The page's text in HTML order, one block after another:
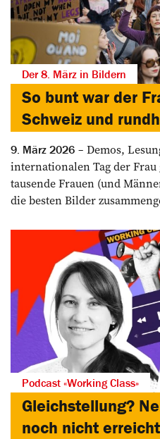
Der 8. März in Bildern
So bunt war der
Schweiz und
9. März 2026
Demos,
internationalen Tag der
tausende Frauen (und
die besten Bilder
Podcast «Working Class»
Gleichstellung?
noch nicht